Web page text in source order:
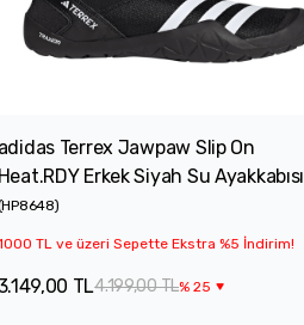
adidas Terrex Jawpaw Slip On
Heat.RDY Erkek Siyah Su Ayakkabısı
HP8648)
TL ve üzeri Sepette Ekstra %5 İndirim!
4.199,00 TL%25
TL